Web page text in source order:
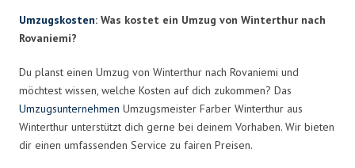
Umzugskosten: Was kostet ein Umzug von Winterthur nach
Rovaniemi?
Du planst einen Umzug von Winterthur nach Rovaniemi und
möchtest wissen, welche Kosten auf dich zukommen? Das
Umzugsunternehmen Umzugsmeister Farber Winterthur aus
Winterthur unterstützt dich gerne bei deinem Vorhaben. Wir bieten
dir einen umfassenden Service zu fairen Preisen.